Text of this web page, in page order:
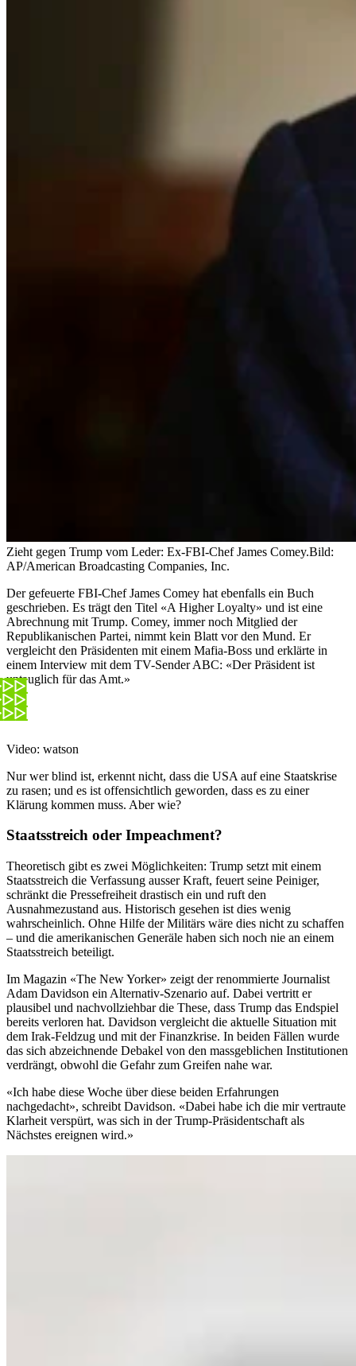
Zieht gegen Trump vom Leder: Ex-FBI-Chef James Comey.Bild:
AP/American Broadcasting Companies, Inc.
Der gefeuerte FBI-Chef James Comey hat ebenfalls ein Buch
geschrieben. Es trägt den Titel «A Higher Loyalty» und ist eine
Abrechnung mit Trump. Comey, immer noch Mitglied der
Republikanischen Partei, nimmt kein Blatt vor den Mund. Er
vergleicht den Präsidenten mit einem Mafia-Boss und erklärte in
einem Interview mit dem TV-Sender ABC: «Der Präsident ist
untauglich für das Amt.»
Video: watson
Nur wer blind ist, erkennt nicht, dass die USA auf eine Staatskrise
zu rasen; und es ist offensichtlich geworden, dass es zu einer
Klärung kommen muss. Aber wie?
Staatsstreich oder Impeachment?
Theoretisch gibt es zwei Möglichkeiten: Trump setzt mit einem
Staatsstreich die Verfassung ausser Kraft, feuert seine Peiniger,
schränkt die Pressefreiheit drastisch ein und ruft den
Ausnahmezustand aus. Historisch gesehen ist dies wenig
wahrscheinlich. Ohne Hilfe der Militärs wäre dies nicht zu schaffen
– und die amerikanischen Generäle haben sich noch nie an einem
Staatsstreich beteiligt.
Im Magazin «The New Yorker» zeigt der renommierte Journalist
Adam Davidson ein Alternativ-Szenario auf. Dabei vertritt er
plausibel und nachvollziehbar die These, dass Trump das Endspiel
bereits verloren hat. Davidson vergleicht die aktuelle Situation mit
dem Irak-Feldzug und mit der Finanzkrise. In beiden Fällen wurde
das sich abzeichnende Debakel von den massgeblichen Institutionen
verdrängt, obwohl die Gefahr zum Greifen nahe war.
«Ich habe diese Woche über diese beiden Erfahrungen
nachgedacht», schreibt Davidson. «Dabei habe ich die mir vertraute
Klarheit verspürt, was sich in der Trump-Präsidentschaft als
Nächstes ereignen wird.»